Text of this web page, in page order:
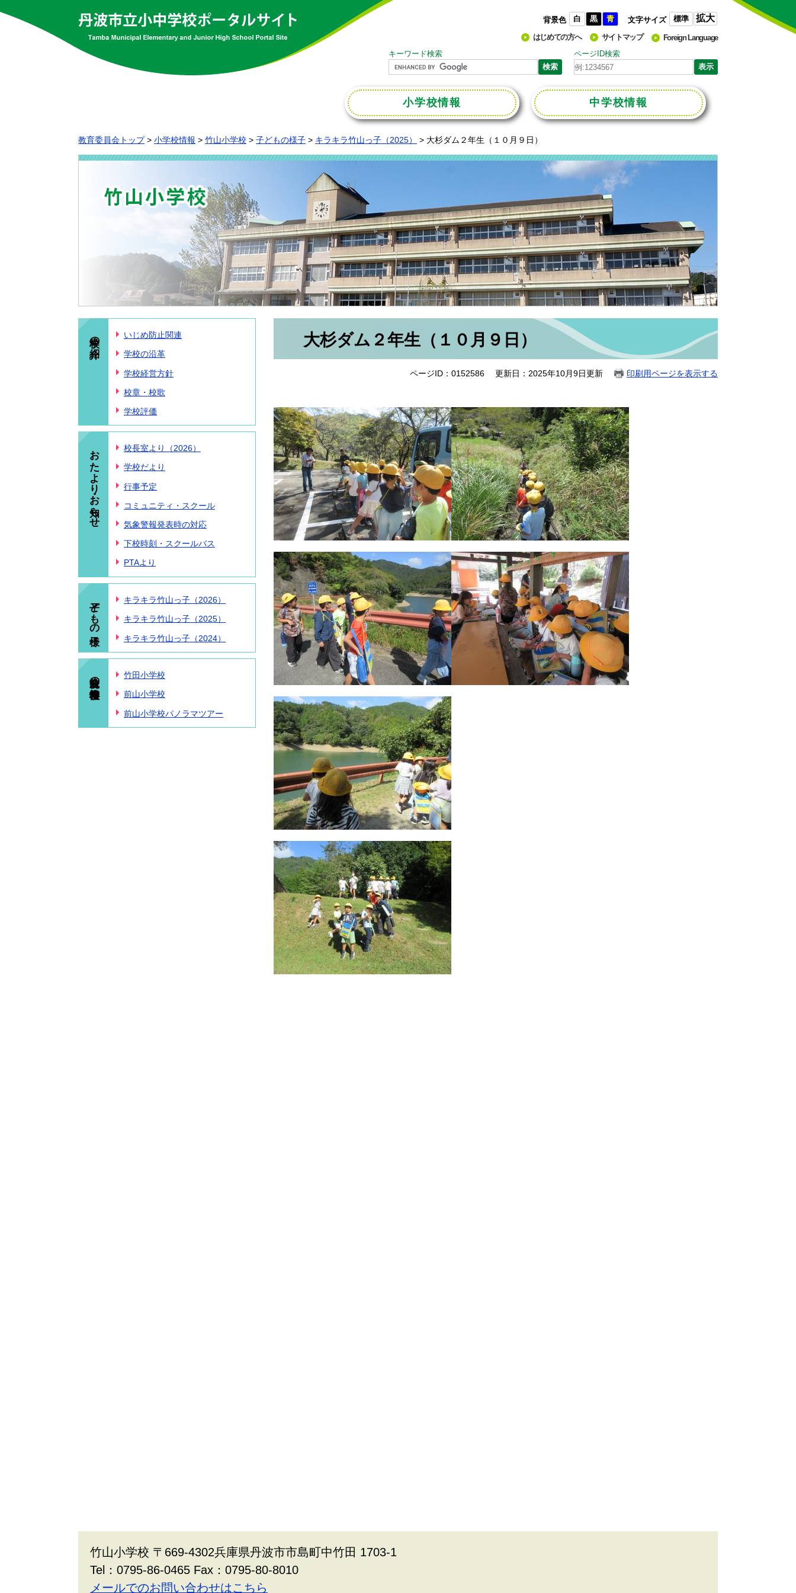
背景色 白 黒 青 文字サイズ 標準 拡大
はじめての方へ サイトマップ
Foreign Language
キーワード検索
ページID検索
小学校情報 中学校情報
教育委員会トップ > 小学校情報 > 竹山小学校 > 子どもの様子 > キラキラ竹山っ子（2025） > 大杉ダム２年生（１０月９日）
学校の紹介 いじめ防止関連
学校の沿革
学校経営方針
校章・校歌
学校評価
おたより・お知らせ 校長室より（2026）
学校だより
行事予定
コミュニティ・スクール
気象警報発表時の対応
下校時刻・スクールバス
PTAより
子どもの様子 キラキラ竹山っ子（2026）
キラキラ竹山っ子（2025）
キラキラ竹山っ子（2024）
統合前の小学校情報 竹田小学校
前山小学校
前山小学校パノラマツアー
大杉ダム２年生（１０月９日）
ページID：0152586 更新日：2025年10月9日更新 印刷用ページを表示する
竹山小学校 〒669-4302兵庫県丹波市市島町中竹田 1703-1
Tel：0795-86-0465 Fax：0795-80-8010
メールでのお問い合わせはこちら